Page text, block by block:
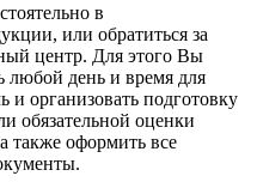
в
или обратиться за
центр. Для этого Вы
любой день и время для
организовать подготовку
обязательной оценки
также оформить все